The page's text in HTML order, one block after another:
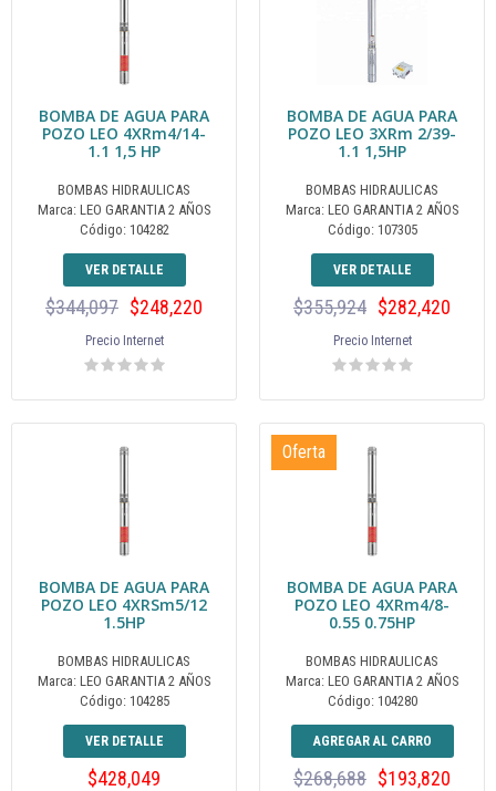
BOMBA DE AGUA PARA
POZO LEO 4XRm4/14-
1.1 1,5 HP
BOMBAS HIDRAULICAS
Marca: LEO GARANTIA 2 AÑOS
Código: 104282
VER DETALLE
$344,097 $248,220
Precio Internet
BOMBA DE AGUA PARA
POZO LEO 3XRm 2/39-
1.1 1,5HP
BOMBAS HIDRAULICAS
Marca: LEO GARANTIA 2 AÑOS
Código: 107305
VER DETALLE
$355,924 $282,420
Precio Internet
BOMBA DE AGUA PARA
POZO LEO 4XRSm5/12
1.5HP
BOMBAS HIDRAULICAS
Marca: LEO GARANTIA 2 AÑOS
Código: 104285
VER DETALLE
$428,049
Oferta
BOMBA DE AGUA PARA
POZO LEO 4XRm4/8-
0.55 0.75HP
BOMBAS HIDRAULICAS
Marca: LEO GARANTIA 2 AÑOS
Código: 104280
AGREGAR AL CARRO
$268,688 $193,820